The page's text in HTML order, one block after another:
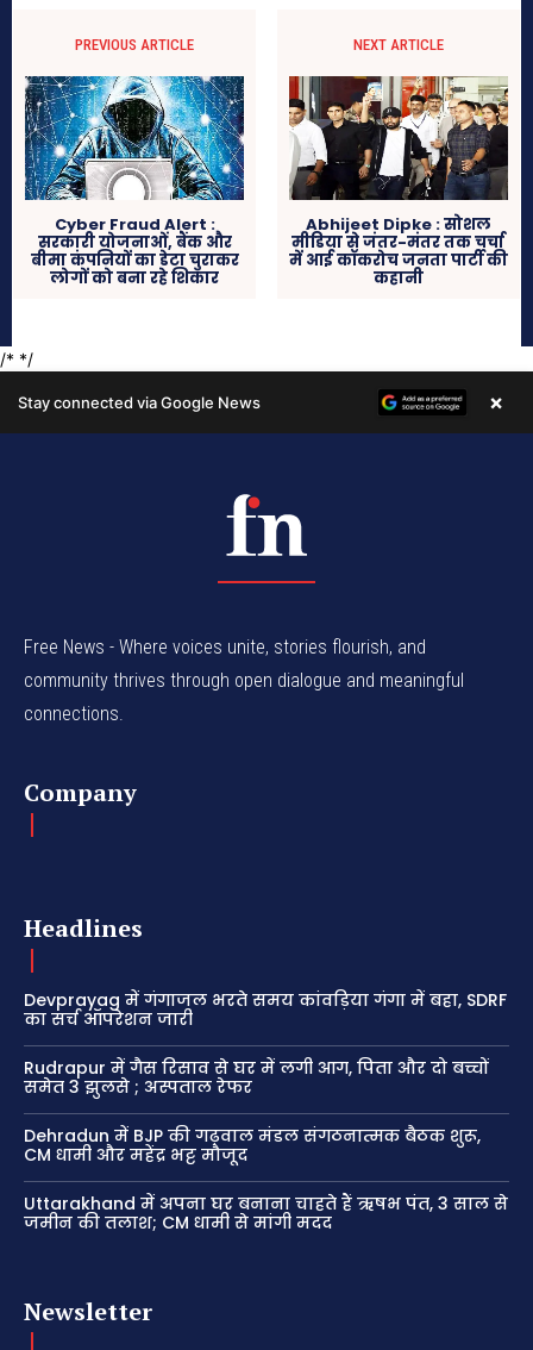
Free News - Where voices unite, stories flourish, and
community thrives through open dialogue and meaningful
connections.
Company
Headlines
Devprayag में गंगाजल भरते समय कांवड़िया गंगा में बहा, SDRF
का सर्च ऑपरेशन जारी
Rudrapur में गैस रिसाव से घर में लगी आग, पिता और दो बच्चों
समेत 3 झुलसे ; अस्पताल रेफर
Dehradun में BJP की गढ़वाल मंडल संगठनात्मक बैठक शुरू,
CM धामी और महेंद्र भट्ट मौजूद
Uttarakhand में अपना घर बनाना चाहते हैं ऋषभ पंत, 3 साल से
जमीन की तलाश; CM धामी से मांगी मदद
Newsletter